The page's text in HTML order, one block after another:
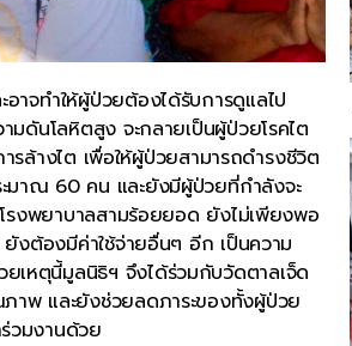
าจทำให้ผู้ป่วยต้องได้รับการดูแลไป
ดันโลหิตสูง จะกลายเป็นผู้ป่วยโรคไต
ารล้างไต เพื่อให้ผู้ป่วยสามารถดำรงชีวิต
มาณ 60 คน และยังมีผู้ป่วยที่กำลังจะ
รงพยาบาลสามร้อยยอด ยังไม่เพียงพอ
ยังต้องมีค่าใช้จ่ายอื่นๆ อีก เป็นความ
เหตุนี้มูลนิธิฯ จึงได้ร่วมกับวัดตาลเจ็ด
าพ และยังช่วยลดภาระของทั้งผู้ป่วย
วมงานด้วย